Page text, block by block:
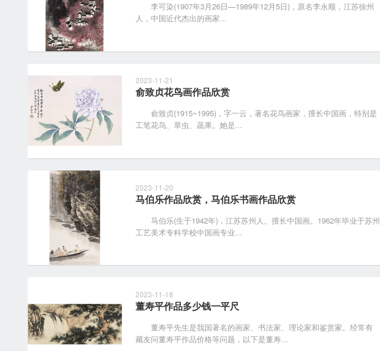
李可染(1907年3月26日—1989年12月5日)，原名李永顺，江苏徐州
人，中国近代杰出的画家...
2023-11-21
俞致贞花鸟画作品欣赏
俞致贞(1915~1995)，字一云，著名花鸟画家，擅长中国画，特别是
工笔花鸟、草虫、蔬果。她是...
2023-11-20
马伯乐作品欣赏，马伯乐书画作品欣赏
马伯乐(生于1942年)，江苏苏州人。擅长中国画。1962年毕业于苏州
工艺美术专科学校中国画专业...
2023-11-18
董寿平作品多少钱一平尺
董寿平先生是我国著名的画家、书法家、理论家和鉴赏家。经常有
藏友问董寿平作品价格等问题，以下是董寿...